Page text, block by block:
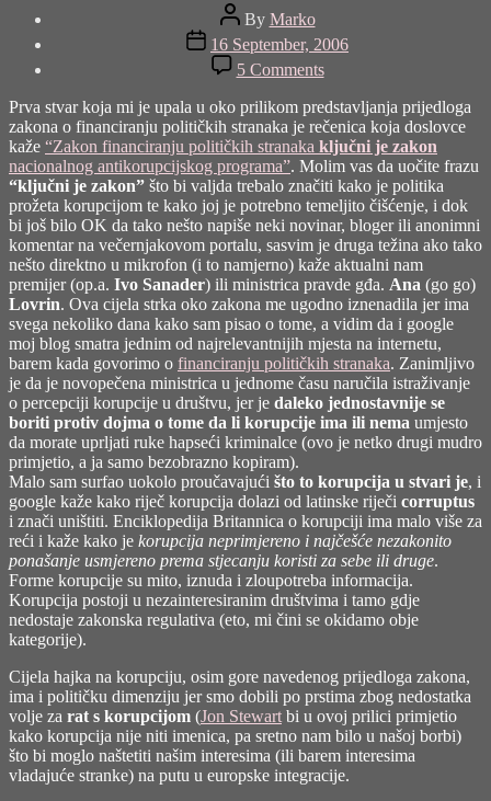
Post
author
By Marko
Post
date
16 September, 2006
5 Commentson
Zakon
o
financiranju
političkih
stranaka
(redux)
Prva stvar koja mi je upala u oko prilikom predstavljanja prijedloga
zakona o financiranju političkih stranaka je rečenica koja doslovce
kaže “Zakon financiranju političkih stranaka ključni je zakon
nacionalnog antikorupcijskog programa”. Molim vas da uočite frazu
“ključni je zakon” što bi valjda trebalo značiti kako je politika
prožeta korupcijom te kako joj je potrebno temeljito čišćenje, i dok
bi još bilo OK da tako nešto napiše neki novinar, bloger ili anonimni
komentar na večernjakovom portalu, sasvim je druga težina ako tako
nešto direktno u mikrofon (i to namjerno) kaže aktualni nam
premijer (op.a. Ivo Sanader) ili ministrica pravde gđa. Ana (go go)
Lovrin. Ova cijela strka oko zakona me ugodno iznenadila jer ima
svega nekoliko dana kako sam pisao o tome, a vidim da i google
moj blog smatra jednim od najrelevantnijih mjesta na internetu,
barem kada govorimo o financiranju političkih stranaka. Zanimljivo
je da je novopečena ministrica u jednome času naručila istraživanje
o percepciji korupcije u društvu, jer je daleko jednostavnije se
boriti protiv dojma o tome da li korupcije ima ili nema umjesto
da morate uprljati ruke hapseći kriminalce (ovo je netko drugi mudro
primjetio, a ja samo bezobrazno kopiram).
Malo sam surfao uokolo proučavajući što to korupcija u stvari je, i
google kaže kako riječ korupcija dolazi od latinske riječi corruptus
i znači uništiti. Enciklopedija Britannica o korupciji ima malo više za
reći i kaže kako je korupcija neprimjereno i najčešće nezakonito
ponašanje usmjereno prema stjecanju koristi za sebe ili druge.
Forme korupcije su mito, iznuda i zloupotreba informacija.
Korupcija postoji u nezainteresiranim društvima i tamo gdje
nedostaje zakonska regulativa (eto, mi čini se okidamo obje
kategorije).
Cijela hajka na korupciju, osim gore navedenog prijedloga zakona,
ima i političku dimenziju jer smo dobili po prstima zbog nedostatka
volje za rat s korupcijom (Jon Stewart bi u ovoj prilici primjetio
kako korupcija nije niti imenica, pa sretno nam bilo u našoj borbi)
što bi moglo naštetiti našim interesima (ili barem interesima
vladajuće stranke) na putu u europske integracije.